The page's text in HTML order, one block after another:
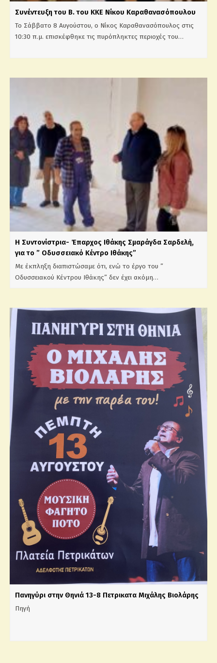
Συνέντευξη του Β. του ΚΚΕ Νίκου Καραθανασόπουλου
Το Σάββατο 8 Αυγούστου, ο Νίκος Καραθανασόπουλος στις
10:30 π.μ. επισκέφθηκε τις πυρόπληκτες περιοχές του…
Η Συντονίστρια- Έπαρχος Ιθάκης Σμαράγδα Σαρδελή,
για το ” Οδυσσειακό Κέντρο Ιθάκης”
Με έκπληξη διαπιστώσαμε ότι, ενώ το έργο του ”
Οδυσσειακού Κέντρου Ιθάκης” δεν έχει ακόμη…
Πανηγύρι στην Θηνιά 13-8 Πετρικατα Μιχάλης Βιολάρης
Πηγή